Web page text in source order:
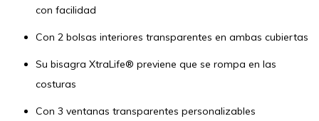
con facilidad
Con 2 bolsas interiores transparentes en ambas cubiertas
Su bisagra XtraLife® previene que se rompa en las
costuras
Con 3 ventanas transparentes personalizables